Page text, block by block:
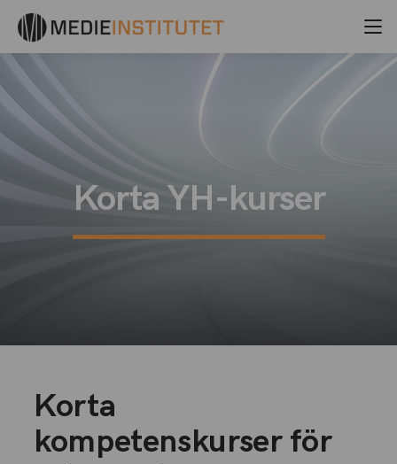
Korta YH-kurser
Korta
kompetenskurser för